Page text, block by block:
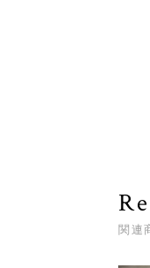
関連